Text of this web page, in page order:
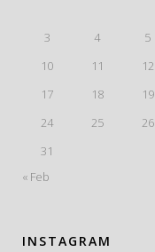
3
4 5
10
11 12
17
18 19
24
25 26
31
« Feb
INSTAGRAM